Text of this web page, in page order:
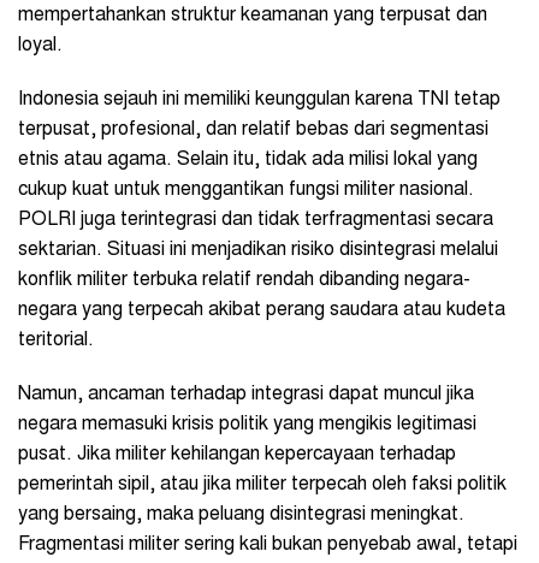
mempertahankan struktur keamanan yang terpusat dan
loyal.
Indonesia sejauh ini memiliki keunggulan karena TNI tetap
terpusat, profesional, dan relatif bebas dari segmentasi
etnis atau agama. Selain itu, tidak ada milisi lokal yang
cukup kuat untuk menggantikan fungsi militer nasional.
POLRI juga terintegrasi dan tidak terfragmentasi secara
sektarian. Situasi ini menjadikan risiko disintegrasi melalui
konflik militer terbuka relatif rendah dibanding negara-
negara yang terpecah akibat perang saudara atau kudeta
teritorial.
Namun, ancaman terhadap integrasi dapat muncul jika
negara memasuki krisis politik yang mengikis legitimasi
pusat. Jika militer kehilangan kepercayaan terhadap
pemerintah sipil, atau jika militer terpecah oleh faksi politik
yang bersaing, maka peluang disintegrasi meningkat.
Fragmentasi militer sering kali bukan penyebab awal, tetapi